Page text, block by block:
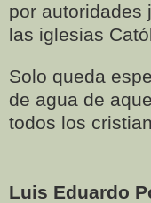
por autoridades
las iglesias
Solo queda
de agua de
todos los
Luis Eduardo